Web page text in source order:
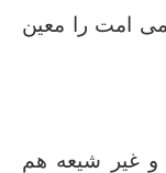
امت را معین
و غیر شیعه هم